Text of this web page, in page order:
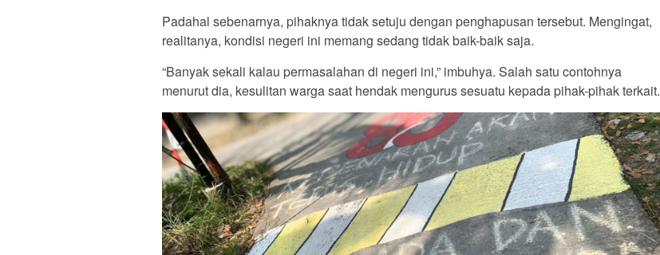
Padahal sebenarnya, pihaknya tidak setuju dengan penghapusan tersebut. Mengingat,
realitanya, kondisi negeri ini memang sedang tidak baik-baik saja.
“Banyak sekali kalau permasalahan di negeri ini,” imbuhya. Salah satu contohnya
menurut dia, kesulitan warga saat hendak mengurus sesuatu kepada pihak-pihak terkait.